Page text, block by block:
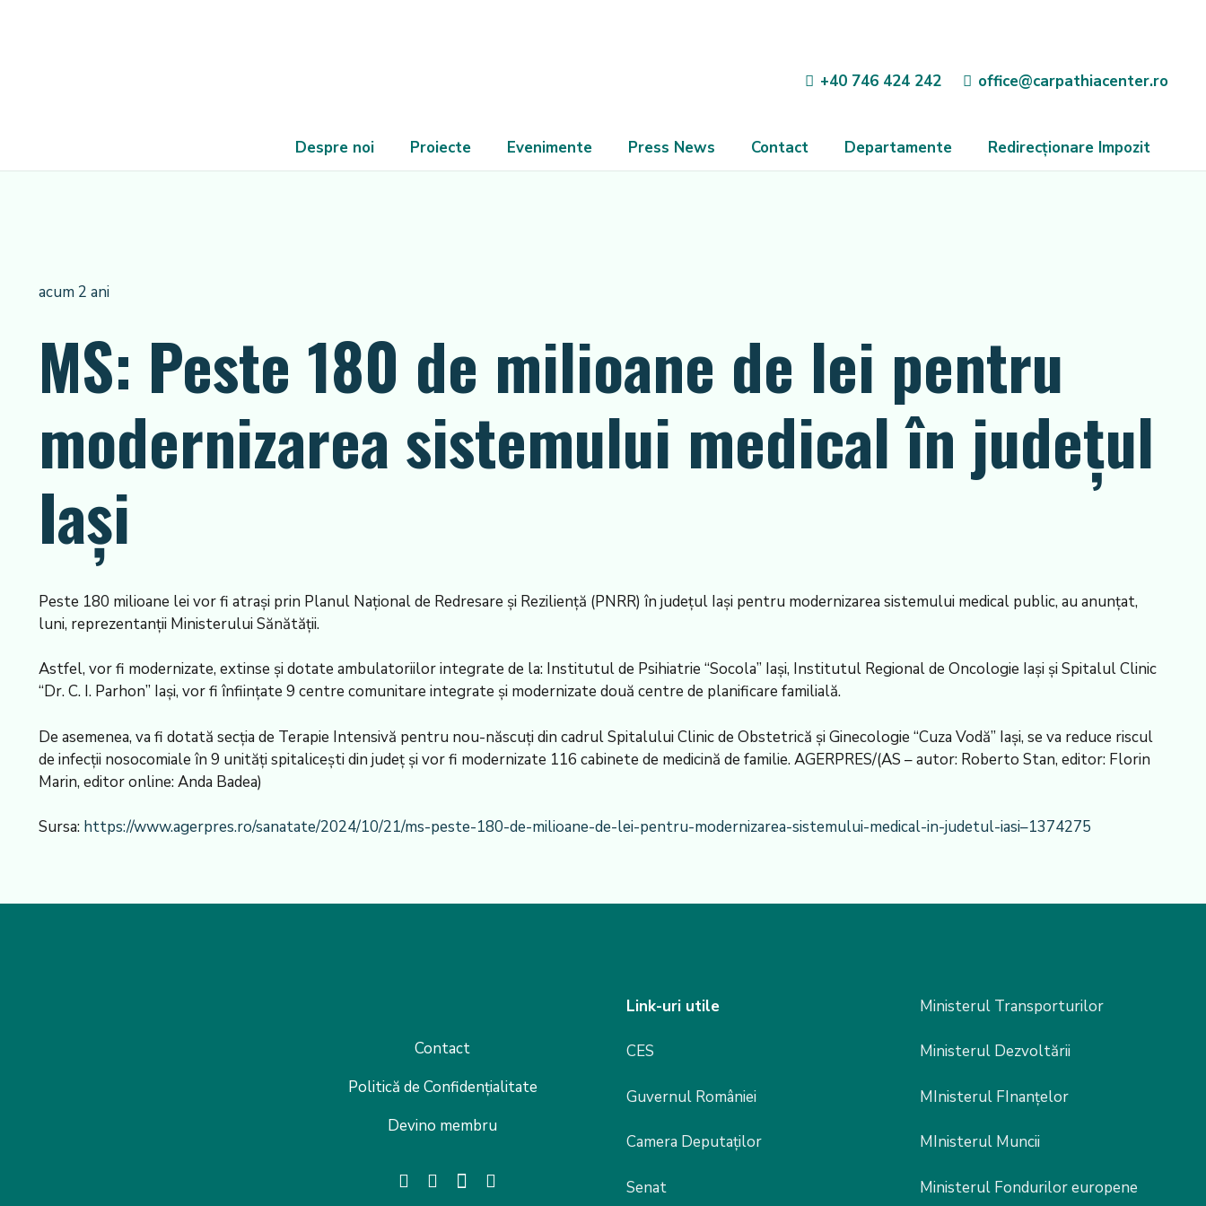
+40 746 424 242 office@carpathiacenter.ro
Despre noi Proiecte Evenimente Press News Contact Departamente Redirecționare Impozit
acum 2 ani
MS: Peste 180 de milioane de lei pentru
modernizarea sistemului medical în judeţul
Iaşi
Peste 180 milioane lei vor fi atraşi prin Planul Naţional de Redresare şi Rezilienţă (PNRR) în judeţul Iaşi pentru modernizarea sistemului medical public, au anunţat,
luni, reprezentanţii Ministerului Sănătăţii.
Astfel, vor fi modernizate, extinse şi dotate ambulatoriilor integrate de la: Institutul de Psihiatrie “Socola” Iaşi, Institutul Regional de Oncologie Iaşi şi Spitalul Clinic
“Dr. C. I. Parhon” Iaşi, vor fi înfiinţate 9 centre comunitare integrate şi modernizate două centre de planificare familială.
De asemenea, va fi dotată secţia de Terapie Intensivă pentru nou-născuţi din cadrul Spitalului Clinic de Obstetrică şi Ginecologie “Cuza Vodă” Iaşi, se va reduce riscul
de infecţii nosocomiale în 9 unităţi spitaliceşti din judeţ şi vor fi modernizate 116 cabinete de medicină de familie. AGERPRES/(AS – autor: Roberto Stan, editor: Florin
Marin, editor online: Anda Badea)
Sursa: https://www.agerpres.ro/sanatate/2024/10/21/ms-peste-180-de-milioane-de-lei-pentru-modernizarea-sistemului-medical-in-judetul-iasi–1374275
Contact
Politică de Confidențialitate
Devino membru
Link-uri utile
CES
Guvernul României
Camera Deputaților
Senat
Ministerul Transporturilor
Ministerul Dezvoltării
MInisterul FInanțelor
MInisterul Muncii
Ministerul Fondurilor europene